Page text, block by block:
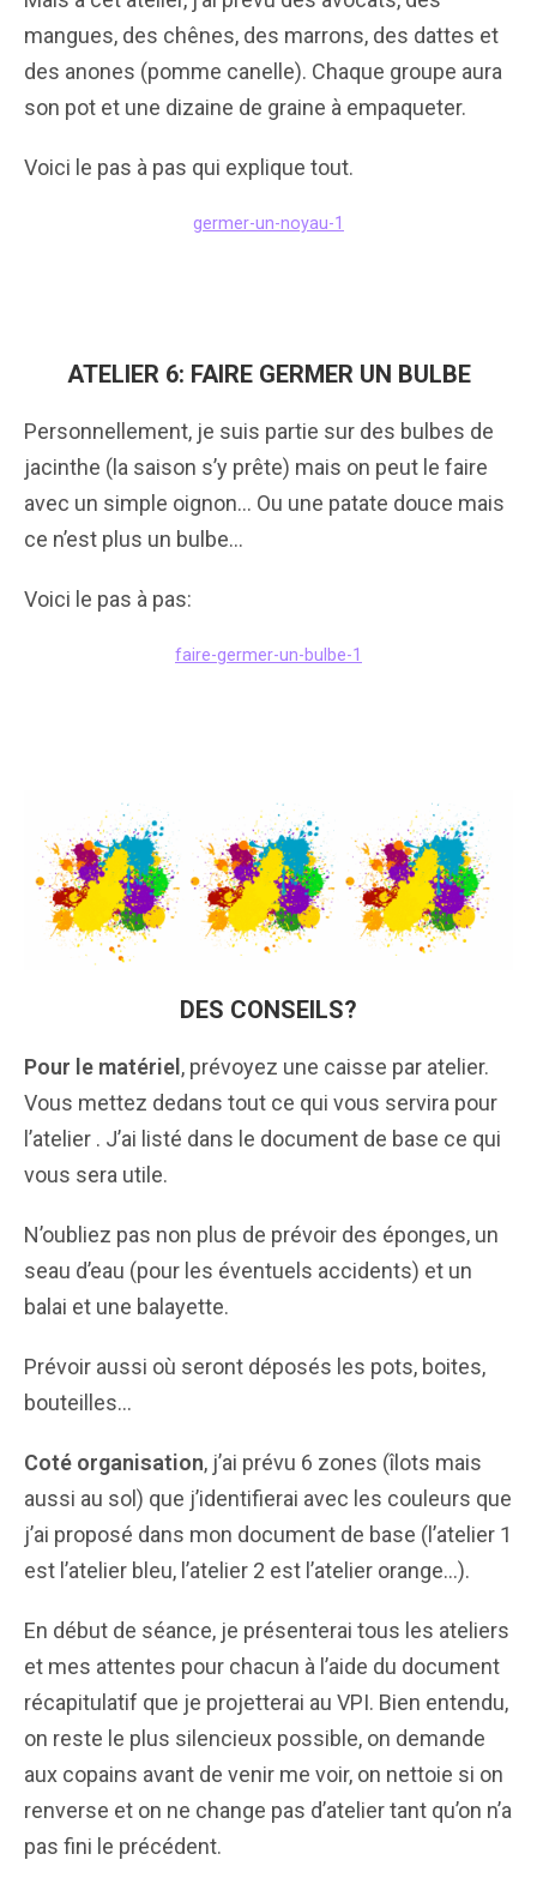
mangues, des chênes, des marrons, des dattes et
des anones (pomme canelle). Chaque groupe aura
son pot et une dizaine de graine à empaqueter.
Voici le pas à pas qui explique tout.
germer-un-noyau-1
ATELIER 6: FAIRE GERMER UN BULBE
Personnellement, je suis partie sur des bulbes de
jacinthe (la saison s’y prête) mais on peut le faire
avec un simple oignon… Ou une patate douce mais
ce n’est plus un bulbe…
Voici le pas à pas:
faire-germer-un-bulbe-1
DES CONSEILS?
Pour le matériel , prévoyez une caisse par atelier.
Vous mettez dedans tout ce qui vous servira pour
l’atelier . J’ai listé dans le document de base ce qui
vous sera utile.
N’oubliez pas non plus de prévoir des éponges, un
seau d’eau (pour les éventuels accidents) et un
balai et une balayette.
Prévoir aussi où seront déposés les pots, boites,
bouteilles…
Coté organisation, j’ai prévu 6 zones (îlots mais
aussi au sol) que j’identifierai avec les couleurs que
j’ai proposé dans mon document de base (l’atelier 1
est l’atelier bleu, l’atelier 2 est l’atelier orange…).
En début de séance, je présenterai tous les ateliers
et mes attentes pour chacun à l’aide du document
récapitulatif que je projetterai au VPI. Bien entendu,
on reste le plus silencieux possible, on demande
aux copains avant de venir me voir, on nettoie si on
renverse et on ne change pas d’atelier tant qu’on n’a
pas fini le précédent.